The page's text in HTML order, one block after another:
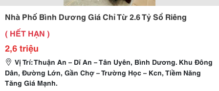
Nhà Phố Bình Dương Giá Chỉ Từ 2.6 Tỷ Sổ Riêng
( HẾT HẠN )
2,6 triệu
Vị Trí: Thuận An – Dĩ An – Tân Uyên, Bình Dương. Khu Đông
Dân, Đường Lớn, Gần Chợ – Trường Học – Kcn, Tiềm Năng
Tăng Giá Mạnh.